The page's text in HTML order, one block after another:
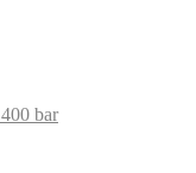
bar